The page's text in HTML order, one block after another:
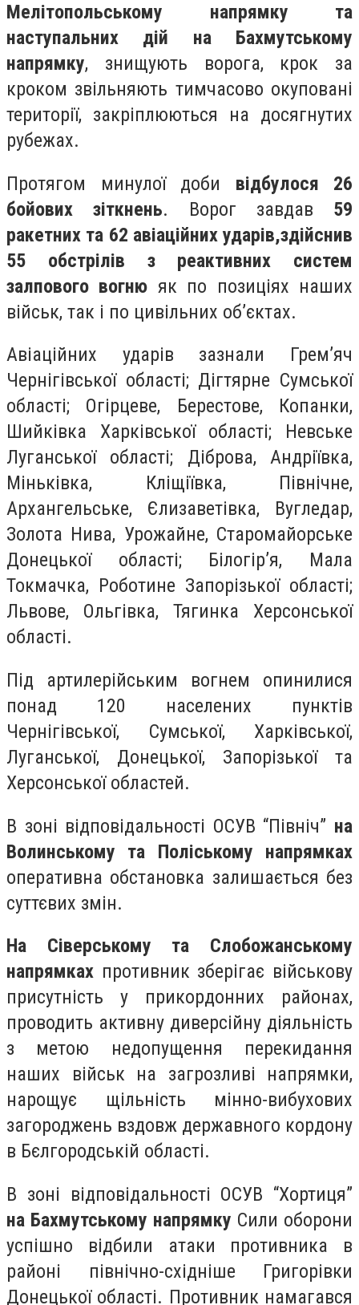
Мелітопольському напрямку та
наступальних дій на Бахмутському
напрямку, знищують ворога, крок за
кроком звільняють тимчасово окуповані
території, закріплюються на досягнутих
рубежах.
Протягом минулої доби відбулося 26
бойових зіткнень. Ворог завдав 59
ракетних та 62 авіаційних ударів,здійснив
55 обстрілів з реактивних систем
залпового вогню як по позиціях наших
військ, так і по цивільних об’єктах.
Авіаційних ударів зазнали Грем’яч
Чернігівської області; Дігтярне Сумської
області; Огірцеве, Берестове, Копанки,
Шийківка Харківської області; Невське
Луганської області; Діброва, Андріївка,
Міньківка, Кліщіївка, Північне,
Архангельське, Єлизаветівка, Вугледар,
Золота Нива, Урожайне, Старомайорське
Донецької області; Білогір’я, Мала
Токмачка, Роботине Запорізької області;
Львове, Ольгівка, Тягинка Херсонської
області.
Під артилерійським вогнем опинилися
понад 120 населених пунктів
Чернігівської, Сумської, Харківської,
Луганської, Донецької, Запорізької та
Херсонської областей.
В зоні відповідальності ОСУВ “Північ” на
Волинському та Поліському напрямках
оперативна обстановка залишається без
суттєвих змін.
На Сіверському та Слобожанському
напрямках противник зберігає військову
присутність у прикордонних районах,
проводить активну диверсійну діяльність
з метою недопущення перекидання
наших військ на загрозливі напрямки,
нарощує щільність мінно-вибухових
загороджень вздовж державного кордону
в Бєлгородській області.
В зоні відповідальності ОСУВ “Хортиця”
на Бахмутському напрямку Сили оборони
успішно відбили атаки противника в
районі північно-східніше Григорівки
Донецької області. Противник намагався